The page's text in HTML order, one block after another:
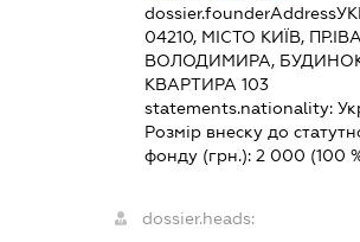
dossier.founderAddress
04210, МІСТО КИЇВ,
ВОЛОДИМИРА,
КВАРТИРА 103
statements.nationality:
Розмір внеску до
фонду (грн.): 2 000 (100
dossier.heads: